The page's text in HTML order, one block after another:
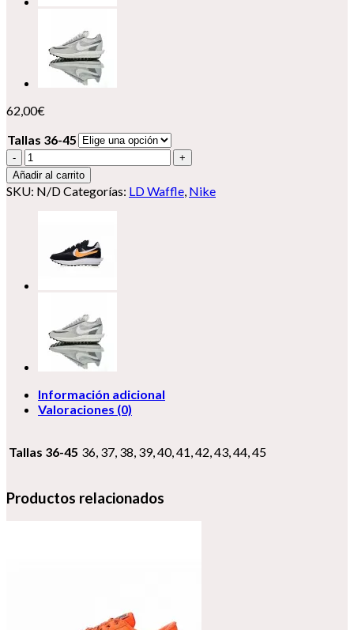
62,00€
Tallas 36-45
Nike
LD
Waffle
X
Añadir al carrito
SKU: N/DCategorías: LD Waffle, Nike
Información adicional
Valoraciones (0)
Tallas 36-45 36, 37, 38, 39, 40, 41, 42, 43, 44, 45
Productos relacionados